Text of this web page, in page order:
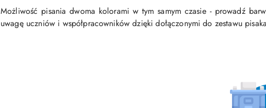
Możliwość pisania dwoma kolorami w tym samym czasie - prowadź
uwagę uczniów i współpracowników dzięki dołączonymi do zestawu